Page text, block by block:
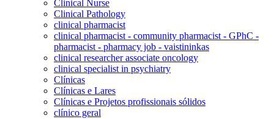
Clinical Nurse
Clinical Pathology
clinical pharmacist
clinical pharmacist - community pharmacist - GPhC -
pharmacist - pharmacy job - vaistininkas
clinical researcher associate oncology
clinical specialist in psychiatry
Clínicas
Clínicas e Lares
Clínicas e Projetos profissionais sólidos
clínico geral